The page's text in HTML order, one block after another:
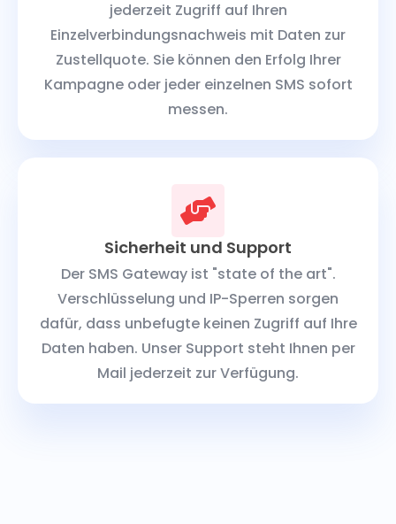
jederzeit Zugriff auf Ihren
Einzelverbindungsnachweis mit Daten zur
Zustellquote. Sie können den Erfolg Ihrer
Kampagne oder jeder einzelnen SMS sofort
messen.
Sicherheit und Support
Der SMS Gateway ist "state of the art".
Verschlüsselung und IP-Sperren sorgen
dafür, dass unbefugte keinen Zugriff auf Ihre
Daten haben. Unser Support steht Ihnen per
Mail jederzeit zur Verfügung.